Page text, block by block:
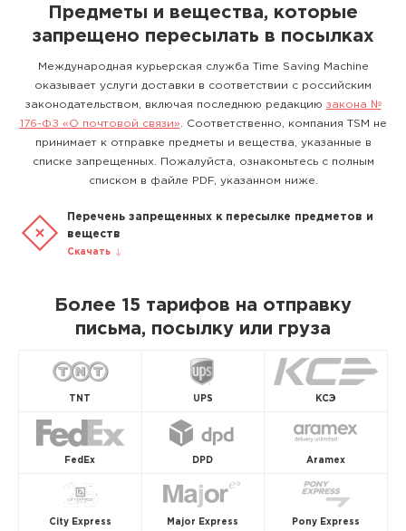
Предметы и вещества, которые
запрещено пересылать в посылках
Международная курьерская служба Time Saving Machine
оказывает услуги доставки в соответствии с российским
законодательством, включая последнюю редакцию закона №
176-ФЗ «О почтовой связи». Соответственно, компания TSM не
принимает к отправке предметы и вещества, указанные в
списке запрещенных. Пожалуйста, ознакомьтесь с полным
списком в файле PDF, указанном ниже.
Перечень запрещенных к пересылке предметов и
веществ
Скачать
Более 15 тарифов на отправку
письма, посылку или груза
TNT UPS КСЭ
FedEx DPD Aramex
City Express Major Express Pony Express